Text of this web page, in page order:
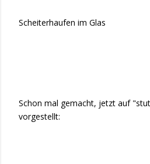
Scheiterhaufen im Glas
Schon mal gemacht, jetzt auf
vorgestellt: